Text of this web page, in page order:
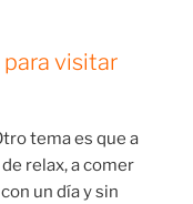
visitar
tema es que a
relax, a comer
un día y sin